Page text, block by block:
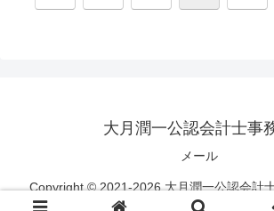
大月潤一公認会計士事
メール
Copyright © 2021-2026 大月潤一公認会計